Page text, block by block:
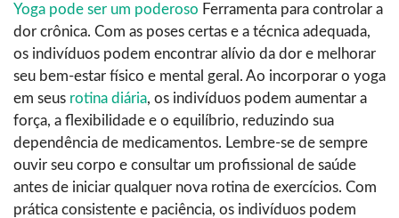
Yoga pode ser um poderoso Ferramenta para controlar a
dor crônica. Com as poses certas e a técnica adequada,
os indivíduos podem encontrar alívio da dor e melhorar
seu bem-estar físico e mental geral. Ao incorporar o yoga
em seus rotina diária, os indivíduos podem aumentar a
força, a flexibilidade e o equilíbrio, reduzindo sua
dependência de medicamentos. Lembre-se de sempre
ouvir seu corpo e consultar um profissional de saúde
antes de iniciar qualquer nova rotina de exercícios. Com
prática consistente e paciência, os indivíduos podem